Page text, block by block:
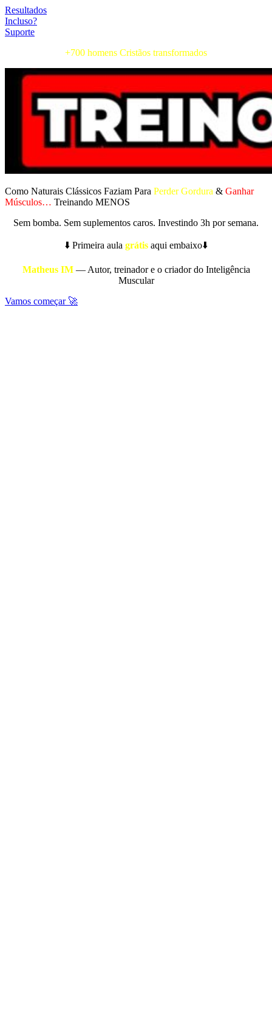
Resultados
Incluso?
Suporte
+700 homens Cristãos transformados
Como Naturais Clássicos Faziam Para Perder Gordura & Ganhar
Músculos… Treinando MENOS
Sem bomba. Sem suplementos caros. Investindo 3h por semana.
⬇️ Primeira aula grátis aqui embaixo⬇️
Matheus IM— Autor, treinador e o criador do Inteligência
Muscular
Vamos começar 🚀